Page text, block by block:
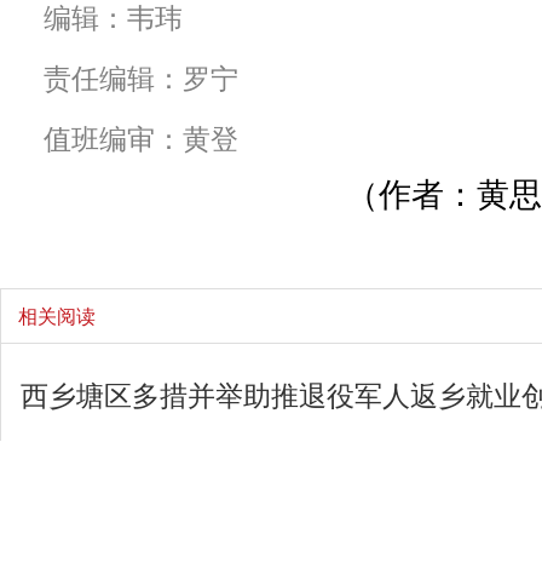
编辑：韦玮
责任编辑：罗宁
值班编审：黄登
（作者：黄
相关阅读
西乡塘区多措并举助推退役军人返乡就业